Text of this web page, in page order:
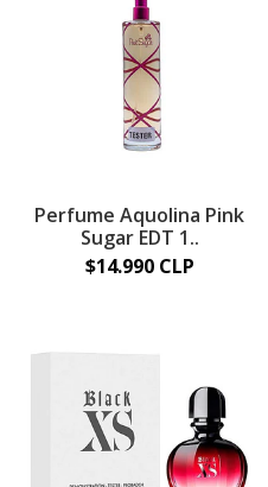
Perfume Aquolina Pink
Sugar EDT 1..
$14.990 CLP